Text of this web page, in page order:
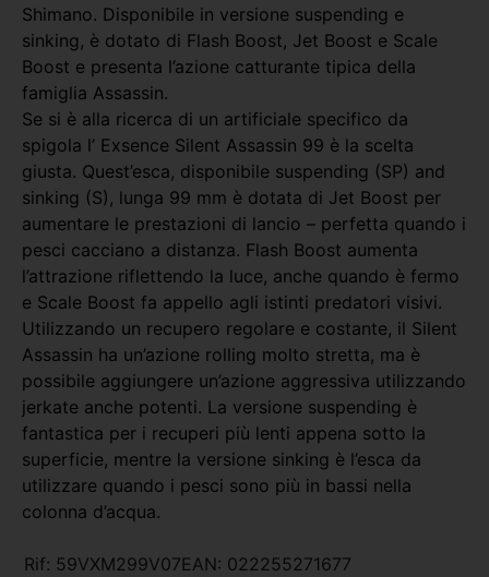
Shimano. Disponibile in versione suspending e
sinking, è dotato di Flash Boost, Jet Boost e Scale
Boost e presenta l’azione catturante tipica della
famiglia Assassin.
Se si è alla ricerca di un artificiale specifico da
spigola l’ Exsence Silent Assassin 99 è la scelta
giusta. Quest’esca, disponibile suspending (SP) and
sinking (S), lunga 99 mm è dotata di Jet Boost per
aumentare le prestazioni di lancio – perfetta quando i
pesci cacciano a distanza. Flash Boost aumenta
l’attrazione riflettendo la luce, anche quando è fermo
e Scale Boost fa appello agli istinti predatori visivi.
Utilizzando un recupero regolare e costante, il Silent
Assassin ha un’azione rolling molto stretta, ma è
possibile aggiungere un’azione aggressiva utilizzando
jerkate anche potenti. La versione suspending è
fantastica per i recuperi più lenti appena sotto la
superficie, mentre la versione sinking è l’esca da
utilizzare quando i pesci sono più in bassi nella
colonna d’acqua.
Rif: 59VXM299V07EAN: 022255271677